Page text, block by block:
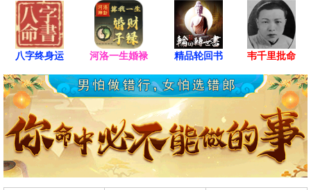
忌 出行、搬家、赴任、诉讼、修造
冲 狗 煞南
巳时(09:00-10:59) 凶
乙巳时 09:00 - 10:59
喜神西北 财神西南 福神东南
宜 纳财
八字终身运 河洛一生婚禄 精品轮回书 韦千里批命